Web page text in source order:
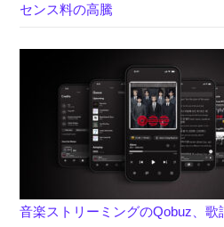
センス料の高騰
音楽ストリーミングのQobuz、歌